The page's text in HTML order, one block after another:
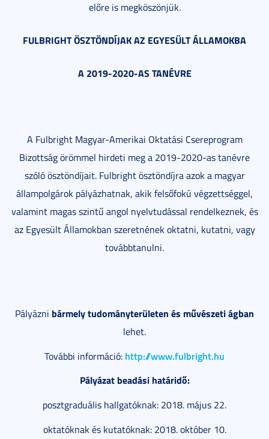
előre is megköszönjük.
FULBRIGHT ÖSZTÖNDÍJAK AZ EGYESÜLT ÁLLAMOKBA
A 2019-2020-AS TANÉVRE
A Fulbright Magyar-Amerikai Oktatási Csereprogram
Bizottság örömmel hirdeti meg a 2019-2020-as tanévre
szóló ösztöndíjait. Fulbright ösztöndíjra azok a magyar
állampolgárok pályázhatnak, akik felsőfokú végzettséggel,
valamint magas szintű angol nyelvtudással rendelkeznek, és
az Egyesült Államokban szeretnének oktatni, kutatni, vagy
továbbtanulni.
Pályázni bármely tudományterületen és művészeti ágban
lehet.
További információ: http://www.fulbright.hu
Pályázat beadási határidő:
posztgraduális hallgatóknak: 2018. május 22.
oktatóknak és kutatóknak: 2018. október 10.